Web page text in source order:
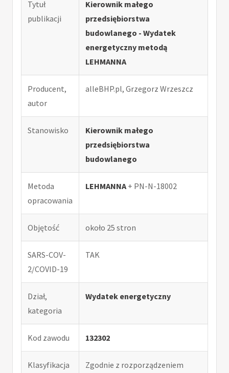
Tytuł
publikacji
Kierownik małego
przedsiębiorstwa
budowlanego - Wydatek
energetyczny metodą
LEHMANNA
Producent,
autor
alleBHP.pl, Grzegorz Wrzeszcz
Stanowisko
Kierownik małego
przedsiębiorstwa
budowlanego
Metoda
opracowania
LEHMANNA + PN-N-18002
Objętość około 25 stron
SARS-COV-
2/COVID-19
TAK
Dział,
kategoria
Wydatek energetyczny
Kod zawodu 132302
Klasyfikacja
Zgodnie z rozporządzeniem